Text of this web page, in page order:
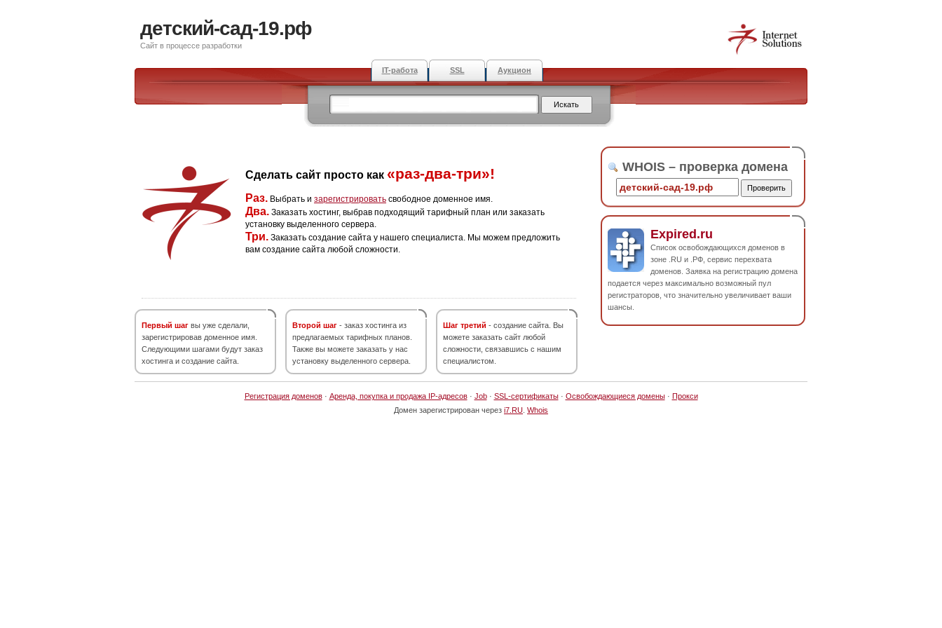
детский-сад-19.рф
Сайт в процессе разработки
IT-работа SSL Аукцион
Сделать сайт просто как «раз-два-три»!
Раз. Выбрать и зарегистрировать свободное доменное имя.
Два. Заказать хостинг, выбрав подходящий тарифный план или заказать
установку выделенного сервера.
Три. Заказать создание сайта у нашего специалиста. Мы можем предложить
вам создание сайта любой сложности.
Первый шаг вы уже сделали,
зарегистрировав доменное имя.
Следующими шагами будут заказ
хостинга и создание сайта.
Второй шаг - заказ хостинга из
предлагаемых тарифных планов.
Также вы можете заказать у нас
установку выделенного сервера.
Шаг третий - создание сайта. Вы
можете заказать сайт любой
сложности, связавшись с нашим
специалистом.
WHOIS – проверка домена
Expired.ru
Список освобождающихся доменов в
зоне .RU и .РФ, сервис перехвата
доменов. Заявка на регистрацию домена
подается через максимально возможный пул
регистраторов, что значительно увеличивает ваши
шансы.
Регистрация доменов· Аренда, покупка и продажа IP-адресов· Job· SSL-сертификаты· Освобождающиеся домены· Прокси
Домен зарегистрирован через i7.RU Whois